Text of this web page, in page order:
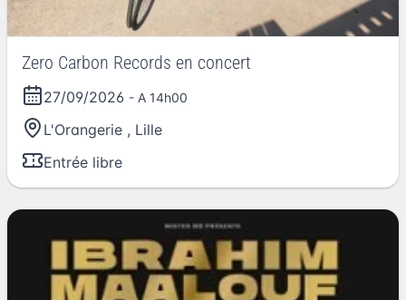
Zero Carbon Records en concert
27/09/2026 - A 14h00
L'Orangerie , Lille
Entrée libre